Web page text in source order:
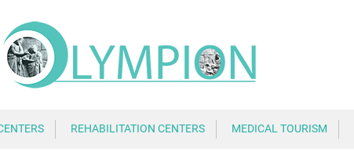
REHABILITATION CENTERS MEDICAL TOURISM